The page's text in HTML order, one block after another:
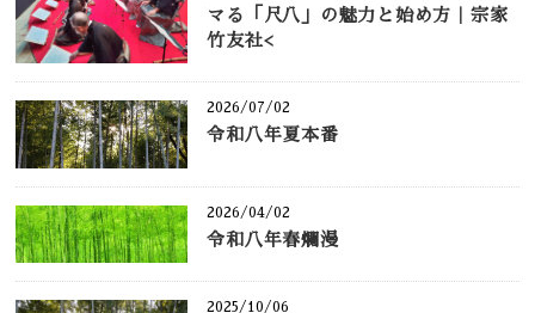
マる「尺八」の魅力と始め方｜宗家
竹友社<
2026/07/02
令和八年夏本番
2026/04/02
令和八年春爛漫
2025/10/06